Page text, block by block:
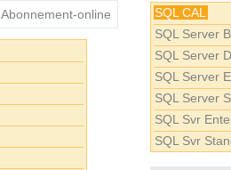
Abonnement-online
SQL CAL
SQL Server
SQL Server
SQL Server
SQL Server
SQL Svr
SQL Svr